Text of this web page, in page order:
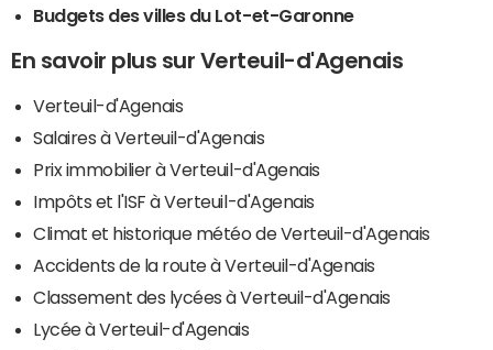
Budgets des villes du Lot-et-Garonne
En savoir plus sur Verteuil-d'Agenais
Verteuil-d'Agenais
Salaires à Verteuil-d'Agenais
Prix immobilier à Verteuil-d'Agenais
Impôts et l'ISF à Verteuil-d'Agenais
Climat et historique météo de Verteuil-d'Agenais
Accidents de la route à Verteuil-d'Agenais
Classement des lycées à Verteuil-d'Agenais
Lycée à Verteuil-d'Agenais